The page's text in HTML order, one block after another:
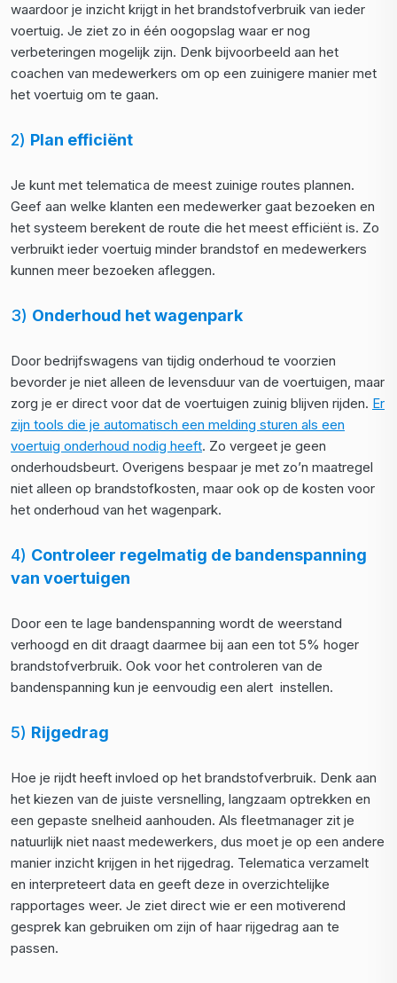
waardoor je inzicht krijgt in het brandstofverbruik van ieder
voertuig. Je ziet zo in één oogopslag waar er nog
verbeteringen mogelijk zijn. Denk bijvoorbeeld aan het
coachen van medewerkers om op een zuinigere manier met
het voertuig om te gaan.
2) Plan efficiënt
Je kunt met telematica de meest zuinige routes plannen.
Geef aan welke klanten een medewerker gaat bezoeken en
het systeem berekent de route die het meest efficiënt is. Zo
verbruikt ieder voertuig minder brandstof en medewerkers
kunnen meer bezoeken afleggen.
3) Onderhoud het wagenpark
Door bedrijfswagens van tijdig onderhoud te voorzien
bevorder je niet alleen de levensduur van de voertuigen, maar
zorg je er direct voor dat de voertuigen zuinig blijven rijden. Er
zijn tools die je automatisch een melding sturen als een
voertuig onderhoud nodig heeft. Zo vergeet je geen
onderhoudsbeurt. Overigens bespaar je met zo’n maatregel
niet alleen op brandstofkosten, maar ook op de kosten voor
het onderhoud van het wagenpark.
4) Controleer regelmatig de bandenspanning
van voertuigen
Door een te lage bandenspanning wordt de weerstand
verhoogd en dit draagt daarmee bij aan een tot 5% hoger
brandstofverbruik. Ook voor het controleren van de
bandenspanning kun je eenvoudig een alert instellen.
5) Rijgedrag
Hoe je rijdt heeft invloed op het brandstofverbruik. Denk aan
het kiezen van de juiste versnelling, langzaam optrekken en
een gepaste snelheid aanhouden. Als fleetmanager zit je
natuurlijk niet naast medewerkers, dus moet je op een andere
manier inzicht krijgen in het rijgedrag. Telematica verzamelt
en interpreteert data en geeft deze in overzichtelijke
rapportages weer. Je ziet direct wie er een motiverend
gesprek kan gebruiken om zijn of haar rijgedrag aan te
passen.